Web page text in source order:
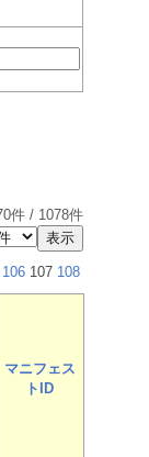
件 / 1078件
106 107 108
マニフェス
トID